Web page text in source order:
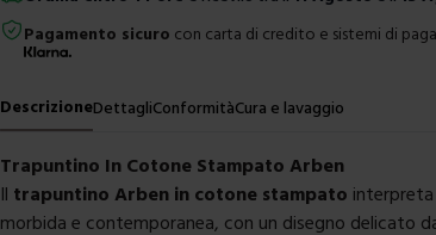
Pagamento sicuro con carta di credito e sistemi di
DescrizioneDettagliConformitàCura e lavaggio
Trapuntino In Cotone Stampato Arben
Il trapuntino Arben in cotone stampato interpreta
morbida e contemporanea, con un disegno delicato